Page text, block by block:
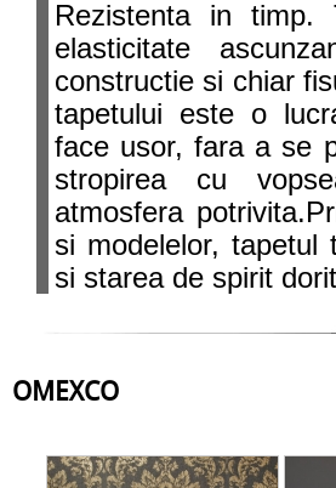
Rezistenta in
elasticitate
constructie si chiar
tapetului este o
face usor, fara a se
stropirea cu
atmosfera
si modelelor, tapetul
si starea de spirit
OMEXCO